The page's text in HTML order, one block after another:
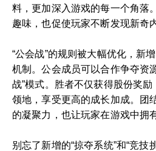
料，更加深入游戏的每一个角落
趣味，也促使玩家不断发现新奇
“公会战”的规则被大幅优化，新
机制。公会成员可以合作争夺资
战”模式。胜者不仅获得股份奖
领地，享受更高的成长加成。团
的凝聚力，也让玩家在游戏中拥
别忘了新增的“掠夺系统”和“竞技